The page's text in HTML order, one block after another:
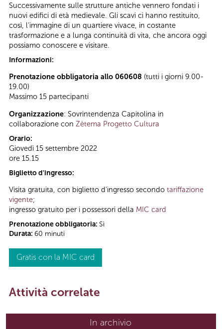
Successivamente sulle strutture antiche vennero fondati i
nuovi edifici di età medievale. Gli scavi ci hanno restituito,
così, l’immagine di un quartiere vivace, in costante
trasformazione e a lunga continuità di vita, che ancora oggi
possiamo conoscere e visitare.
Informazioni:
Prenotazione obbligatoria allo 060608 (tutti i giorni 9.00-
19.00)
Massimo 15 partecipanti
Organizzazione: Sovrintendenza Capitolina in
collaborazione con Zètema Progetto Cultura
Orario:
Giovedì 15 settembre 2022
ore 15.15
Biglietto d'ingresso:
Visita gratuita, con biglietto d'ingresso secondo tariffazione
vigente;
ingresso gratuito per i possessori della MIC card
Prenotazione obbligatoria: Sì
Durata: 60 minuti
Gratis con la MIC card
Attività correlate
In archivio